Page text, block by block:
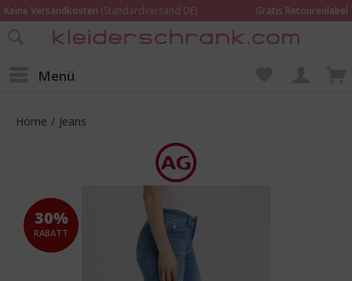
Keine Versandkosten (Standardversand DE)
Gratis Retourenlabel
Online bestellen – im Geschäft in Kempen anprobieren und beraten lassen
Menü
Home / Jeans
30%
RABATT